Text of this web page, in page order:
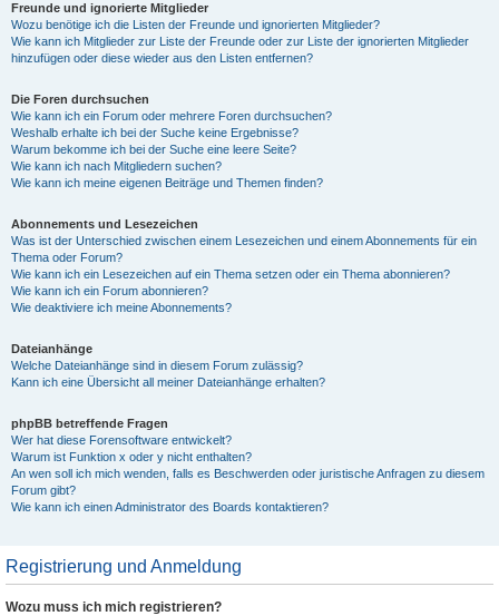
Freunde und ignorierte Mitglieder
Wozu benötige ich die Listen der Freunde und ignorierten Mitglieder?
Wie kann ich Mitglieder zur Liste der Freunde oder zur Liste der ignorierten Mitglieder
hinzufügen oder diese wieder aus den Listen entfernen?
Die Foren durchsuchen
Wie kann ich ein Forum oder mehrere Foren durchsuchen?
Weshalb erhalte ich bei der Suche keine Ergebnisse?
Warum bekomme ich bei der Suche eine leere Seite?
Wie kann ich nach Mitgliedern suchen?
Wie kann ich meine eigenen Beiträge und Themen finden?
Abonnements und Lesezeichen
Was ist der Unterschied zwischen einem Lesezeichen und einem Abonnements für ein
Thema oder Forum?
Wie kann ich ein Lesezeichen auf ein Thema setzen oder ein Thema abonnieren?
Wie kann ich ein Forum abonnieren?
Wie deaktiviere ich meine Abonnements?
Dateianhänge
Welche Dateianhänge sind in diesem Forum zulässig?
Kann ich eine Übersicht all meiner Dateianhänge erhalten?
phpBB betreffende Fragen
Wer hat diese Forensoftware entwickelt?
Warum ist Funktion x oder y nicht enthalten?
An wen soll ich mich wenden, falls es Beschwerden oder juristische Anfragen zu diesem
Forum gibt?
Wie kann ich einen Administrator des Boards kontaktieren?
Registrierung und Anmeldung
Wozu muss ich mich registrieren?